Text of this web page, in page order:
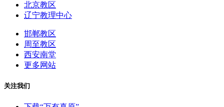
北京教区
辽宁教理中心
邯郸教区
周至教区
西安南堂
更多网站
关注我们